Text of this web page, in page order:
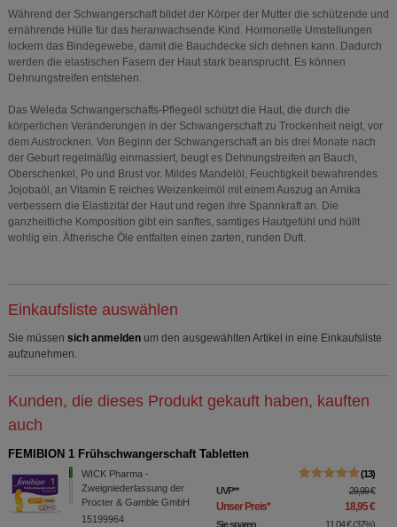
Während der Schwangerschaft bildet der Körper der Mutter die schützende und
ernährende Hülle für das heranwachsende Kind. Hormonelle Umstellungen
lockern das Bindegewebe, damit die Bauchdecke sich dehnen kann. Dadurch
werden die elastischen Fasern der Haut stark beansprucht. Es können
Dehnungstreifen entstehen.
Das Weleda Schwangerschafts-Pflegeöl schützt die Haut, die durch die
körperlichen Veränderungen in der Schwangerschaft zu Trockenheit neigt, vor
dem Austrocknen. Von Beginn der Schwangerschaft an bis drei Monate nach
der Geburt regelmäßig einmassiert, beugt es Dehnungstreifen an Bauch,
Oberschenkel, Po und Brust vor. Mildes Mandelöl, Feuchtigkeit bewahrendes
Jojobaöl, an Vitamin E reiches Weizenkeimöl mit einem Auszug an Arnika
verbessern die Elastizität der Haut und regen ihre Spannkraft an. Die
ganzheitliche Komposition gibt ein sanftes, samtiges Hautgefühl und hüllt
wohlig ein. Ätherische Öle entfalten einen zarten, runden Duft.
Einkaufsliste auswählen
Sie müssen sich anmelden um den ausgewählten Artikel in eine Einkaufsliste
aufzunehmen.
Kunden, die dieses Produkt gekauft haben, kauften
auch
FEMIBION 1 Frühschwangerschaft Tabletten
WICK Pharma -
Zweigniederlassung der
Procter & Gamble GmbH
15199964
13
UVP** 29,99 €
Unser Preis* 18,95 €
Sie sparen 11,04 € (37%)